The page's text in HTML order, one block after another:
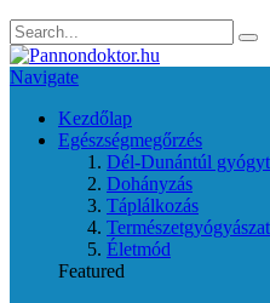
Navigate
Kezdőlap
Egészségmegőrzés
Dél-Dunántúl
Dohányzás
Táplálkozás
Természetgyógyászat
Életmód
Featured